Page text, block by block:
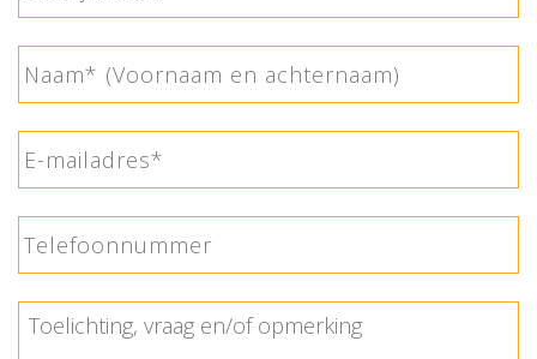
Naam *
E-
mailadres
Telefoonnummer
Toelichting,
vraag